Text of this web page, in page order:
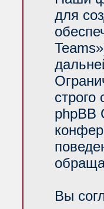
для
phpBB
Вы